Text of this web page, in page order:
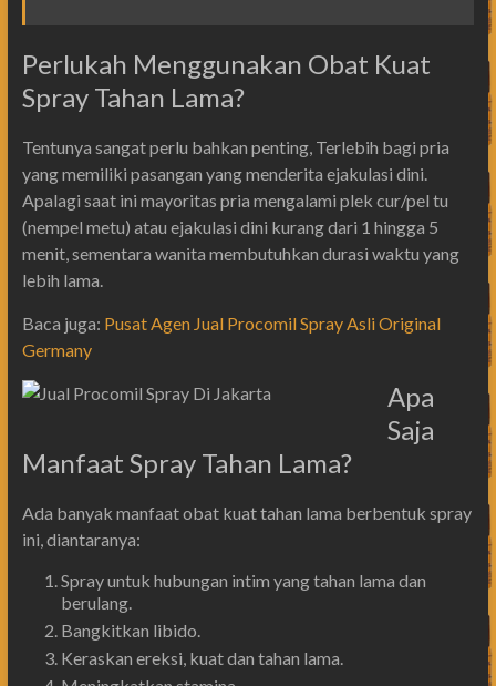
Perlukah Menggunakan Obat Kuat
Spray Tahan Lama?
Tentunya sangat perlu bahkan penting, Terlebih bagi pria
yang memiliki pasangan yang menderita ejakulasi dini.
Apalagi saat ini mayoritas pria mengalami plek cur/pel tu
(nempel metu) atau ejakulasi dini kurang dari 1 hingga 5
menit, sementara wanita membutuhkan durasi waktu yang
lebih lama.
Baca juga: Pusat Agen Jual Procomil Spray Asli Original
Germany
Apa
Saja
Manfaat Spray Tahan Lama?
Ada banyak manfaat obat kuat tahan lama berbentuk spray
ini, diantaranya:
Spray untuk hubungan intim yang tahan lama dan
berulang.
Bangkitkan libido.
Keraskan ereksi, kuat dan tahan lama.